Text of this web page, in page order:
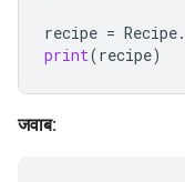
recipe = Recipe.
print(recipe)
जवाब: